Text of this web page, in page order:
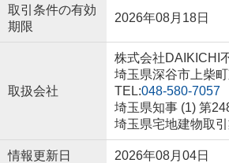
取引条件の有効
期限
2026年08月18日
取扱会社
株式会社DAIKICHI
埼玉県深谷市上柴
TEL:048-580-7057
埼玉県知事 (1) 第
埼玉県宅地建物取
情報更新日 2026年08月04日